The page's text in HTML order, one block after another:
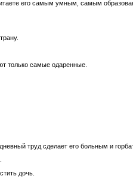
его самым умным, самым
только самые одаренные.
труд сделает его больным и
дочь.